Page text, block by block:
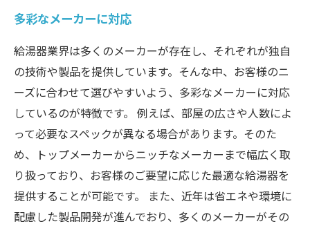
多彩なメーカーに対応
給湯器業界は多くのメーカーが存在し、それぞれが独自
の技術や製品を提供しています。そんな中、お客様のニ
ーズに合わせて選びやすいよう、多彩なメーカーに対応
しているのが特徴です。 例えば、部屋の広さや人数によ
って必要なスペックが異なる場合があります。そのた
め、トップメーカーからニッチなメーカーまで幅広く取
り扱っており、お客様のご要望に応じた最適な給湯器を
提供することが可能です。 また、近年は省エネや環境に
配慮した製品開発が進んでおり、多くのメーカーがその